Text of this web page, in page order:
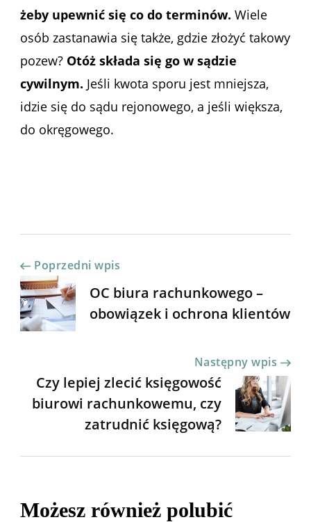
żeby upewnić się co do terminów. Wiele
osób zastanawia się także, gdzie złożyć takowy
pozew? Otóż składa się go w sądzie
cywilnym. Jeśli kwota sporu jest mniejsza,
idzie się do sądu rejonowego, a jeśli większa,
do okręgowego.
Nawigacja
wpisu
Poprzedni wpis
OC biura rachunkowego –
obowiązek i ochrona klientów
Następny wpis
Czy lepiej zlecić księgowość
biurowi rachunkowemu, czy
zatrudnić księgową?
Możesz również polubić